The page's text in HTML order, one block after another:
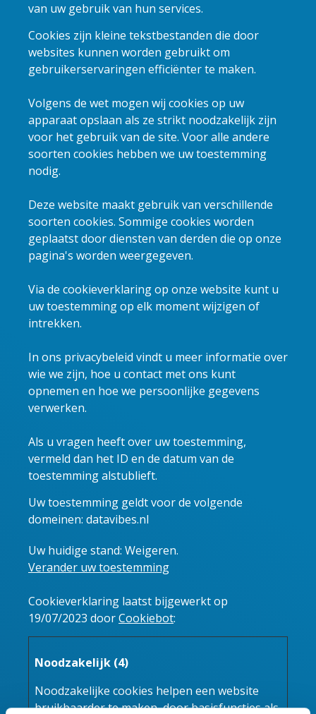
van uw gebruik van hun services.
Cookies zijn kleine tekstbestanden die door
websites kunnen worden gebruikt om
gebruikerservaringen efficiënter te maken.
Volgens de wet mogen wij cookies op uw
apparaat opslaan als ze strikt noodzakelijk zijn
voor het gebruik van de site. Voor alle andere
soorten cookies hebben we uw toestemming
nodig.
Deze website maakt gebruik van verschillende
soorten cookies. Sommige cookies worden
geplaatst door diensten van derden die op onze
pagina's worden weergegeven.
Via de cookieverklaring op onze website kunt u
uw toestemming op elk moment wijzigen of
intrekken.
In ons privacybeleid vindt u meer informatie over
wie we zijn, hoe u contact met ons kunt
opnemen en hoe we persoonlijke gegevens
verwerken.
Als u vragen heeft over uw toestemming,
vermeld dan het ID en de datum van de
toestemming alstublieft.
Uw toestemming geldt voor de volgende
domeinen: datavibes.nl
Uw huidige stand: Weigeren.
Verander uw toestemming
Cookieverklaring laatst bijgewerkt op
19/07/2023 doorCookiebot:
Noodzakelijk (4)
Noodzakelijke cookies helpen een website
bruikbaarder te maken, door basisfuncties als